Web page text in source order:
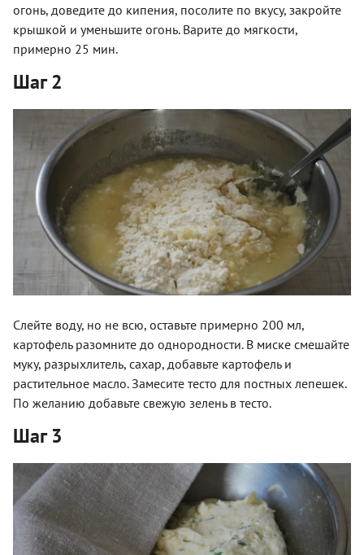
огонь, доведите до кипения, посолите по вкусу, закройте
крышкой и уменьшите огонь. Варите до мягкости,
примерно 25 мин.
Шаг 2
Слейте воду, но не всю, оставьте примерно 200 мл,
картофель разомните до однородности. В миске смешайте
муку, разрыхлитель, сахар, добавьте картофель и
растительное масло. Замесите тесто для постных лепешек.
По желанию добавьте свежую зелень в тесто.
Шаг 3